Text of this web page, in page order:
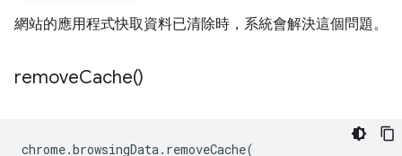
網站的應用程式快取資料已清除時，系統會解決這個問題。
removeCache()
chrome.browsingData. removeCache(